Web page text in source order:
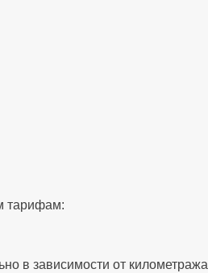
тарифам:
в зависимости от километража